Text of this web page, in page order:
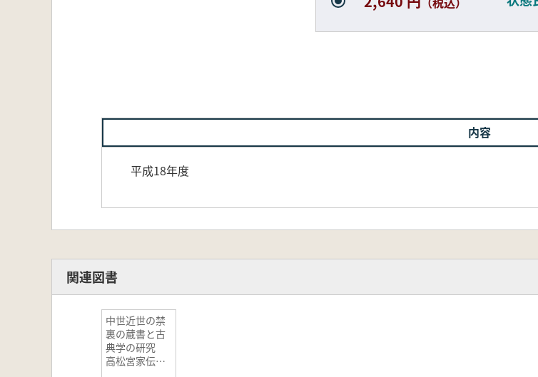
内容
平成18年度
関連図書
中世近世の禁
裏の蔵書と古
典学の研究
高松宮家伝来